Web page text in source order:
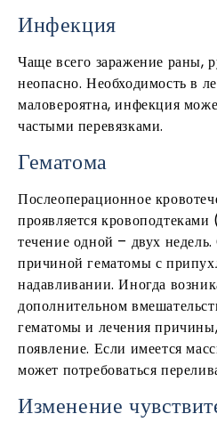
Инфекция
Чаще всего заражение раны,
неопасно. Необходимость в
маловероятна, инфекция
частыми перевязками.
Гематома
Послеоперационное
проявляется
течение одной – двух
причиной гематомы с
надавливании. Иногда
дополнительном
гематомы и лечения
появление. Если имеется
может потребоваться
Изменение